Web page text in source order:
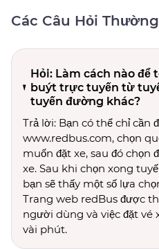
Các Câu Hỏi
Hỏi: Làm cách nào để
buýt trực tuyến từ
tuyến đường khác?
Trả lời: Bạn có thể chỉ cần
www.redbus.com, chọn
muốn đặt xe, sau đó chọn
xe. Sau khi chọn xong
bạn sẽ thấy một số lựa
Trang web redBus được
người dùng và việc đặt vé
vài phút.